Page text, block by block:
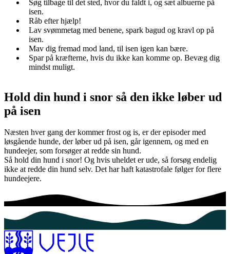
Søg tilbage til det sted, hvor du faldt i, og sæt albuerne på
isen.
Råb efter hjælp!
Lav svømmetag med benene, spark bagud og kravl op på
isen.
Mav dig fremad mod land, til isen igen kan bære.
Spar på kræfterne, hvis du ikke kan komme op. Bevæg dig
mindst muligt.
Hold din hund i snor så den ikke løber ud
på isen
Næsten hver gang der kommer frost og is, er der episoder med
løsgående hunde, der løber ud på isen, går igennem, og med en
hundeejer, som forsøger at redde sin hund.
Så hold din hund i snor! Og hvis uheldet er ude, så forsøg endelig
ikke at redde din hund selv. Det har haft katastrofale følger for flere
hundeejere.